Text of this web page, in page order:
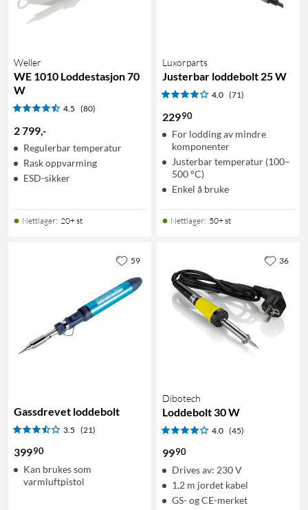
Weller
WE 1010 Loddestasjon 70
W
4.5 (80)
2 799,-
Regulerbar temperatur
Rask oppvarming
ESD-sikker
Nettlager: 20+ st
Luxorparts
Justerbar loddebolt 25 W
4.0 (71)
22990
For lodding av mindre
komponenter
Justerbar temperatur (100–
500 °C)
Enkel å bruke
Nettlager: 50+ st
Gassdrevet loddebolt
3.5 (21)
39990
Kan brukes som
varmluftpistol
59
Dibotech
Loddebolt 30 W
4.0 (45)
9990
Drives av: 230 V
1,2 m jordet kabel
GS- og CE-merket
36